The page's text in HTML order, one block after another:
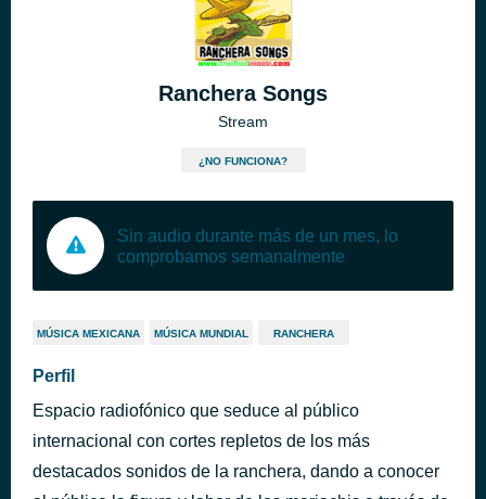
Ranchera Songs
Stream
¿NO FUNCIONA?
Sin audio durante más de un mes, lo
comprobamos semanalmente
MÚSICA MEXICANA MÚSICA MUNDIAL RANCHERA
Perfil
Espacio radiofónico que seduce al público
internacional con cortes repletos de los más
destacados sonidos de la ranchera, dando a conocer